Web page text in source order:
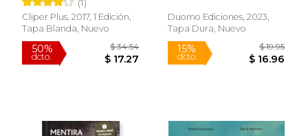
Rápido
(1)
Cliper Plus, 2017, 1 Edición,
Tapa Blanda, Nuevo
Duomo Ediciones, 2023,
Tapa Dura, Nuevo